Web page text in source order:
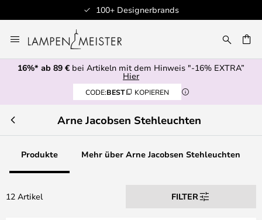
100+ Designerbrands
Inhalt
springen
16%* ab 89 € bei Artikeln mit dem Hinweis "-16% EXTRA”
Hier
CODE:BEST KOPIEREN
Arne Jacobsen Stehleuchten
Produkte Mehr über Arne Jacobsen Stehleuchten
12 Artikel FILTER